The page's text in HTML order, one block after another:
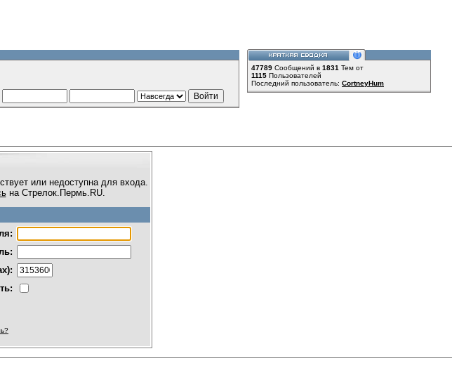
47789 Сообщений в 1831 Тем от
1115 Пользователей
Последний пользователь: CortneyHum
или недоступна для входа.
на Стрелок.Пермь.RU.